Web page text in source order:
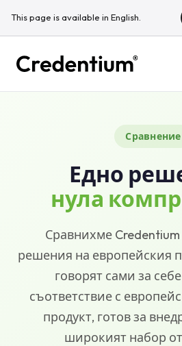
This page is available in English.
Защо Credentium
За CloudTeam
За обучителни компании
Какво са
Нормативна уредба
Стандарти и интеграции
База знания
Сравнение
Едно
нула
Сравнихме
решения на европейския
говорят сами за
съответствие с
продукт, готов за
широкият набор